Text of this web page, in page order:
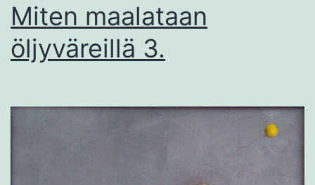
Miten maalataan
öljyväreillä 3.